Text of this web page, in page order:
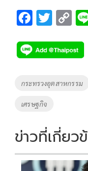
F
e
b
o
o
k
T
tt
er
C
p
y
Li
Tags
กระทรวงอุตสาหกรรม
เศรษฐกิจ
ข่าวที่เกี่ยว